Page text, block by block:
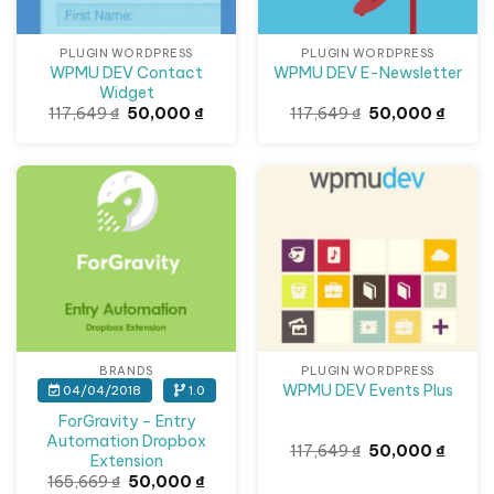
PLUGIN WORDPRESS
WPMU DEV Contact
Widget
117,649₫ Giá
gốc
50,000₫Giá
50,000 ₫.
PLUGIN WORDPRESS
WPMU DEV E-Newsletter
117,649₫ Giá
gốc
50,000₫Giá
BRANDS
04/04/2018 1.0
ForGravity – Entry
Automation Dropbox
Extension
165,669₫ Giá
50,000₫Giá
Giảm giá!
PLUGIN WORDPRESS
WPMU DEV Events Plus
117,649₫ Giá
gốc
50,000₫Giá